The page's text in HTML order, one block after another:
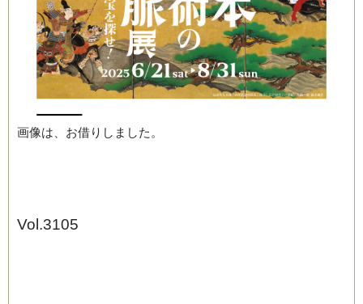
画像は、お借りしました。
Vol.3105